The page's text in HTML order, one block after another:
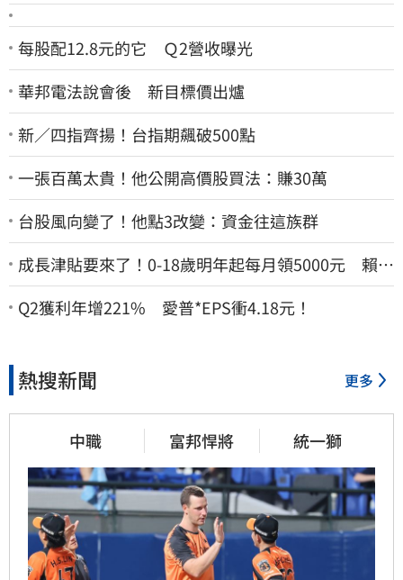
每股配12.8元的它 Ｑ2營收曝光
華邦電法說會後 新目標價出爐
新／四指齊揚！台指期飆破500點
一張百萬太貴！他公開高價股買法：賺30萬
台股風向變了！他點3改變：資金往這族群
成長津貼要來了！0-18歲明年起每月領5000元 賴清
德：此時不生更待何時
Q2獲利年增221% 愛普*EPS衝4.18元！
熱搜新聞 更多
中職 富邦悍將 統一獅